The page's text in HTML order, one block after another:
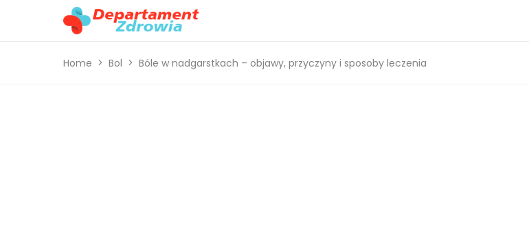
Home Bol Bóle w nadgarstkach – objawy, przyczyny i sposoby leczenia